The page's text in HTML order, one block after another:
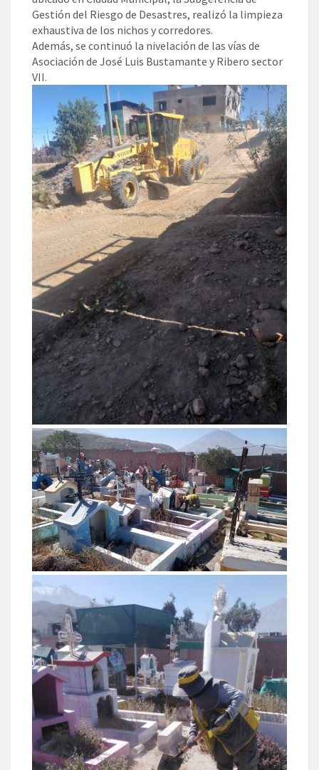
Gestión del Riesgo de Desastres, realizó la limpieza
exhaustiva de los nichos y corredores.
Además, se continuó la nivelación de las vías de
Asociación de José Luis Bustamante y Ribero sector
VII.